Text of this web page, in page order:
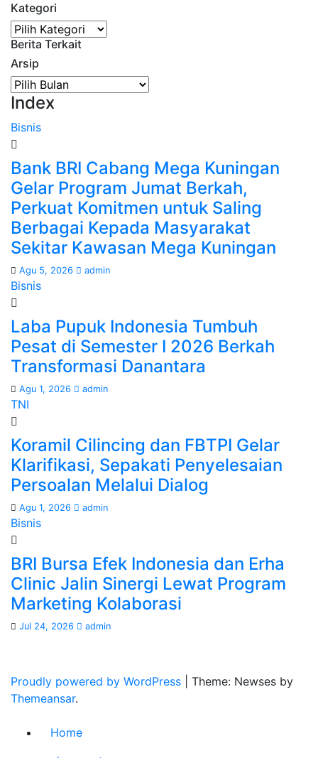
Kategori
Kategori
Berita Terkait
Arsip
Arsip
Index
Bisnis
Bank BRI Cabang Mega Kuningan
Gelar Program Jumat Berkah,
Perkuat Komitmen untuk Saling
Berbagai Kepada Masyarakat
Sekitar Kawasan Mega Kuningan
Agu 5, 2026 admin
Bisnis
Laba Pupuk Indonesia Tumbuh
Pesat di Semester I 2026 Berkah
Transformasi Danantara
Agu 1, 2026 admin
TNI
Koramil Cilincing dan FBTPI Gelar
Klarifikasi, Sepakati Penyelesaian
Persoalan Melalui Dialog
Agu 1, 2026 admin
Bisnis
BRI Bursa Efek Indonesia dan Erha
Clinic Jalin Sinergi Lewat Program
Marketing Kolaborasi
Jul 24, 2026 admin
Proudly powered by WordPress
Theme: Newses by
Themeansar.
Home